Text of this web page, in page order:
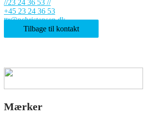
//23 24 36 53 //
+45 23 24 36 53
ttr@pchristensen.dk
Tilbage til kontakt
Mærker